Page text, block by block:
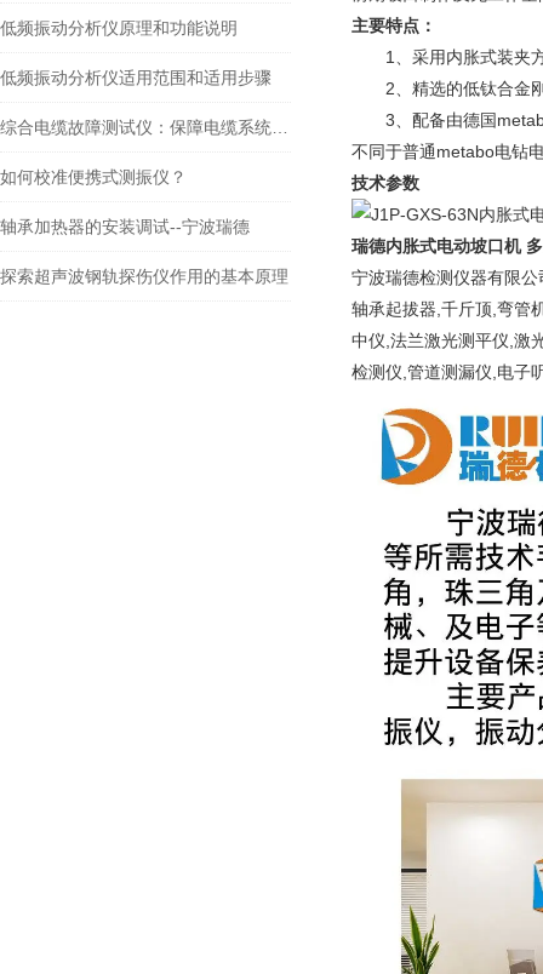
低频振动分析仪原理和功能说明
低频振动分析仪适用范围和适用步骤
如何校准便携式测振仪？
轴承加热器的安装调试--宁波瑞德
探索超声波钢轨探伤仪作用的基本原理
主要特点：
1、采用内胀式装夹方
2、精选的低钛合金刚
3、配备由德国metabo
不同于普通metabo电钻
技术参数
瑞德内胀式电动坡口机
宁波瑞德检测仪器有限
轴承起拔器,千斤顶,弯管
中仪,法兰激光测平仪,激
检测仪,管道测漏仪,电子